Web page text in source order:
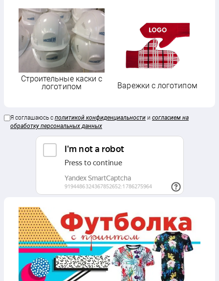
Строительные каски с
логотипом
Варежки с логотипом
Я соглашаюсь с политикой конфиденциальности и согласием на
обработку персональных данных